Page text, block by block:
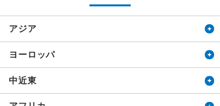
アジア
ヨーロッパ
中近東